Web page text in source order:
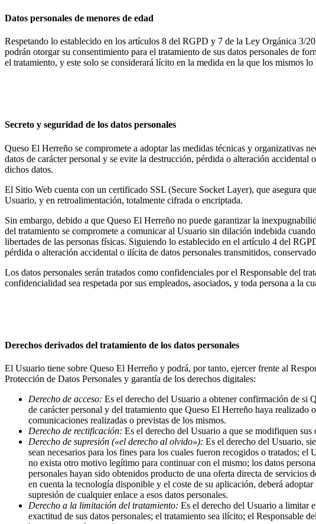
Datos personales de menores de edad
Respetando lo establecido en los artículos 8 del RGPD y 7 de la Ley Orgánica 3/
podrán otorgar su consentimiento para el tratamiento de sus datos personales de
el tratamiento, y este solo se considerará lícito en la medida en la que los mismos
Secreto y seguridad de los datos personales
Queso El Herreño se compromete a adoptar las medidas técnicas y organizativas
datos de carácter personal y se evite la destrucción, pérdida o alteración
dichos datos.
El Sitio Web cuenta con un certificado SSL (Secure Socket Layer), que asegura
Usuario, y en retroalimentación, totalmente cifrada o encriptada.
Sin embargo, debido a que Queso El Herreño no puede garantizar la
del tratamiento se compromete a comunicar al Usuario sin dilación indebida
libertades de las personas físicas. Siguiendo lo establecido en el artículo 4 del
pérdida o alteración accidental o ilícita de datos personales transmitidos,
Los datos personales serán tratados como confidenciales por el Responsable del
confidencialidad sea respetada por sus empleados, asociados, y toda persona a la
Derechos derivados del tratamiento de los datos personales
El Usuario tiene sobre Queso El Herreño y podrá, por tanto, ejercer frente al
Protección de Datos Personales y garantía de los derechos digitales:
Derecho de acceso: Es el derecho del Usuario a obtener confirmación de si
de carácter personal y del tratamiento que Queso El Herreño haya
comunicaciones realizadas o previstas de los mismos.
Derecho de rectificación: Es el derecho del Usuario a que se modifiquen
Derecho de supresión («el derecho al olvido»): Es el derecho del Usuario,
sean necesarios para los fines para los cuales fueron recogidos o tratados;
no exista otro motivo legítimo para continuar con el mismo; los datos
personales hayan sido obtenidos producto de una oferta directa de
en cuenta la tecnología disponible y el coste de su aplicación, deberá
supresión de cualquier enlace a esos datos personales.
Derecho a la limitación del tratamiento: Es el derecho del Usuario a limitar
exactitud de sus datos personales; el tratamiento sea ilícito; el Responsable